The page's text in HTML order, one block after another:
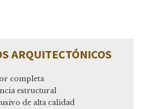
con espacio para ropería.
ARQUITECTÓNICOS
completa
estructural
de alta calidad